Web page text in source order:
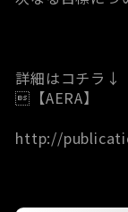
詳細はコチラ↓
【AERA】
http://